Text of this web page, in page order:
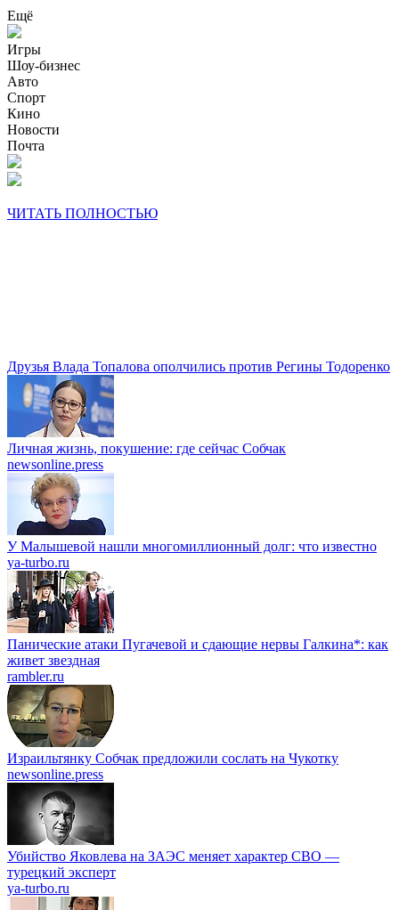
Ещё
Игры
Шоу-бизнес
Авто
Спорт
Кино
Новости
Почта
ЧИТАТЬ ПОЛНОСТЬЮ
Друзья Влада Топалова ополчились против Регины Тодоренко
Личная жизнь, покушение: где сейчас Собчак
newsonline.press
У Малышевой нашли многомиллионный долг: что известно
ya-turbo.ru
Панические атаки Пугачевой и сдающие нервы Галкина*: как
живет звездная
rambler.ru
Израильтянку Собчак предложили сослать на Чукотку
newsonline.press
Убийство Яковлева на ЗАЭС меняет характер СВО —
турецкий эксперт
ya-turbo.ru